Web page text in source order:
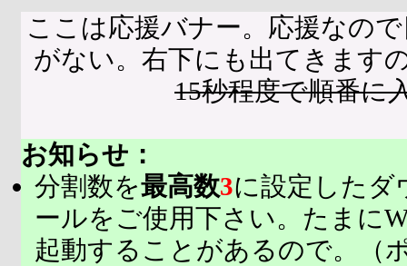
ここは応援バナー。応援なの
がない。右下にも出てきます
15秒程度で順番に
お知らせ：
分割数を最高数3に設定したダ
ールをご使用下さい。たまに
起動することがあるので。（